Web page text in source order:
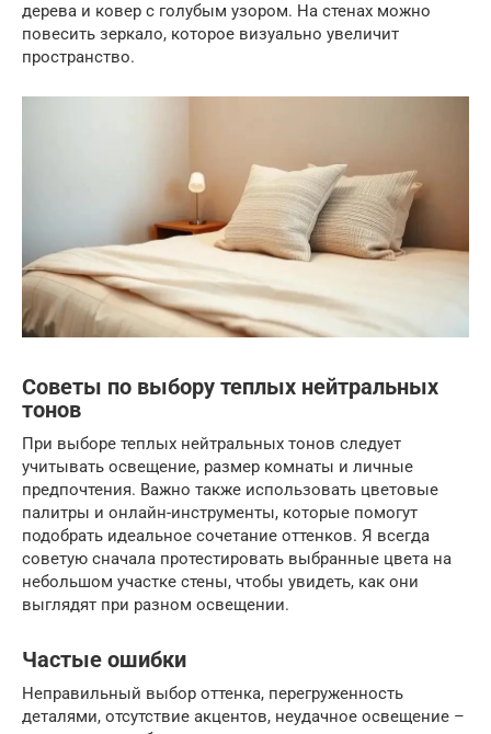
дерева и ковер с голубым узором. На стенах можно
повесить зеркало, которое визуально увеличит
пространство.
Советы по выбору теплых нейтральных
тонов
При выборе теплых нейтральных тонов следует
учитывать освещение, размер комнаты и личные
предпочтения. Важно также использовать цветовые
палитры и онлайн-инструменты, которые помогут
подобрать идеальное сочетание оттенков. Я всегда
советую сначала протестировать выбранные цвета на
небольшом участке стены, чтобы увидеть, как они
выглядят при разном освещении.
Частые ошибки
Неправильный выбор оттенка, перегруженность
деталями, отсутствие акцентов, неудачное освещение –